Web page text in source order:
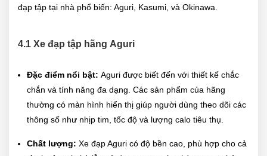
đạp tập tại nhà phổ biến: Aguri, Kasumi, và Okinawa.
4.1 Xe đạp tập hãng Aguri
Đặc điểm nổi bật: Aguri được biết đến với thiết kế chắc
chắn và tính năng đa dạng. Các sản phẩm của hãng
thường có màn hình hiển thị giúp người dùng theo dõi các
thông số như nhịp tim, tốc độ và lượng calo tiêu thụ.
Chất lượng: Xe đạp Aguri có độ bền cao, phù hợp cho cả